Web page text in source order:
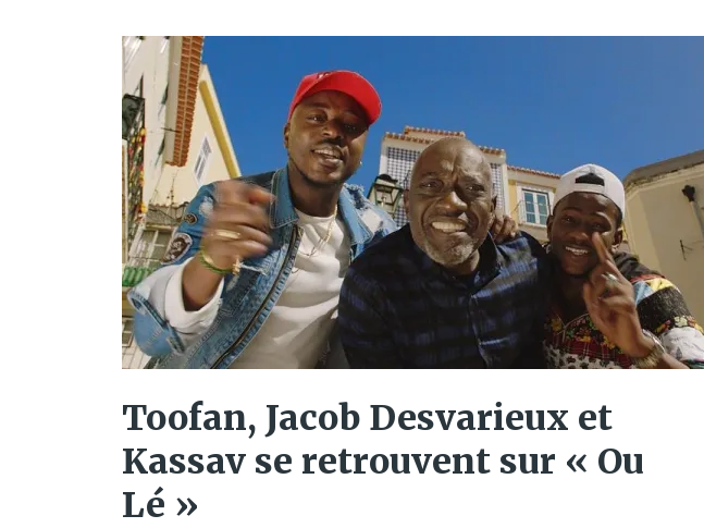
Toofan, Jacob Desvarieux et
Kassav se retrouvent sur « Ou
Lé »